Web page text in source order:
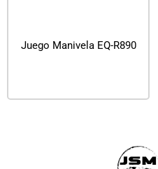
Juego Manivela EQ-R890